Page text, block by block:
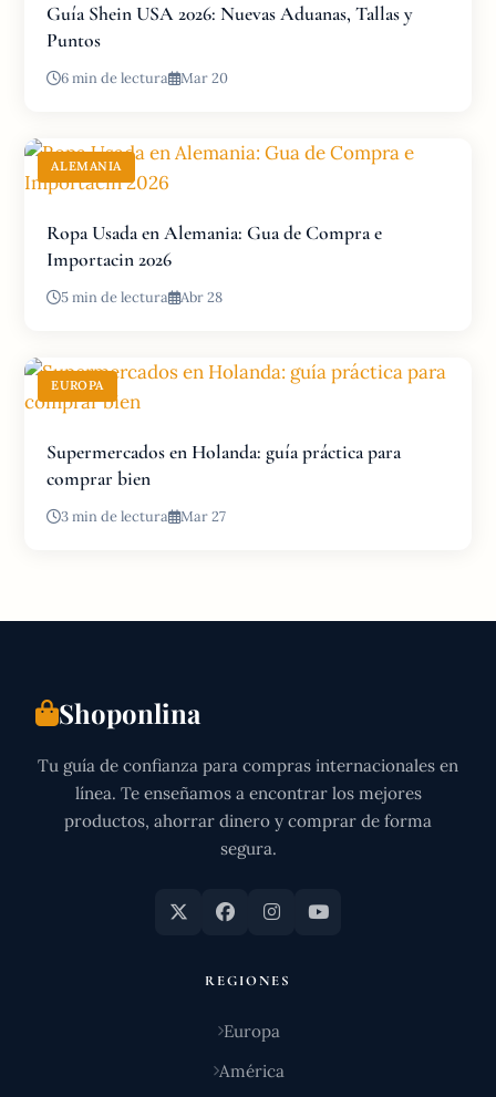
Guía Shein USA 2026: Nuevas Aduanas, Tallas y
Puntos
6 min de lectura Mar 20
ALEMANIA
Ropa Usada en Alemania: Gua de Compra e
Importacin 2026
5 min de lectura Abr 28
EUROPA
Supermercados en Holanda: guía práctica para
comprar bien
3 min de lectura Mar 27
Shoponlina
Tu guía de confianza para compras internacionales en
línea. Te enseñamos a encontrar los mejores
productos, ahorrar dinero y comprar de forma
segura.
REGIONES
Europa
América